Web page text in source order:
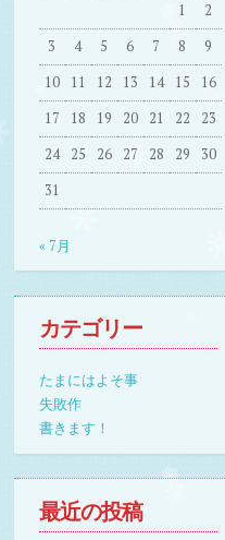
1
2
3
4 5 6 7 8
9
10
11 12 13 14 15
16
17
18 19 20 21 22
23
24
25 26 27 28 29
30
31
« 7月
カテゴリー
たまにはよそ事
失敗作
書きます！
最近の投稿